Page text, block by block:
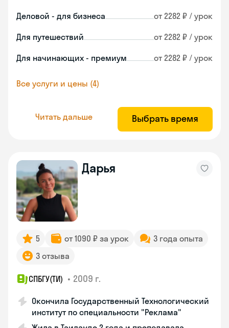
Деловой - для бизнеса от 2282 ₽ / урок
Для путешествий от 2282 ₽ / урок
Для начинающих - премиум от 2282 ₽ / урок
Все услуги и цены (4)
Читать дальше Выбрать время
Дарья
5 от 1090 ₽ за урок
3 года опыта
3 отзыва
СПБГУ(ТИ) • 2009 г.
Окончила Государственный Технологический
институт по специальности "Реклама"